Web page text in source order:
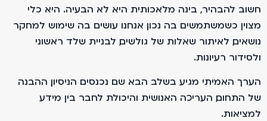
חשוב להבהיר, בינה מלאכותית היא לא הבעיה. היא כלי
מצוין כשמשתמשים בה נכון. אנחנו עושים בה שימוש למחקר
נושאים, לאיתור שאלות של גולשים, לבניית שלד ראשוני
ולסידור רעיונות.
הערך האמיתי מגיע בשלב הבא. שם נכנסים הניסיון, ההבנה
של התחום, העריכה האנושית והיכולת לחבר בין מידע
למציאות.